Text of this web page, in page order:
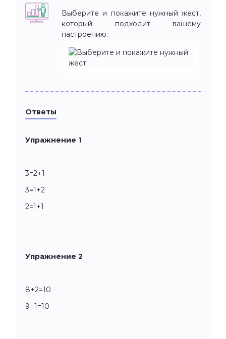
Выберите и покажите нужный жест,
который подходит вашему
настроению.
Ответы
Упражнение 1
3=2+1
3=1+2
2=1+1
Упражнение 2
8+2=10
9+1=10